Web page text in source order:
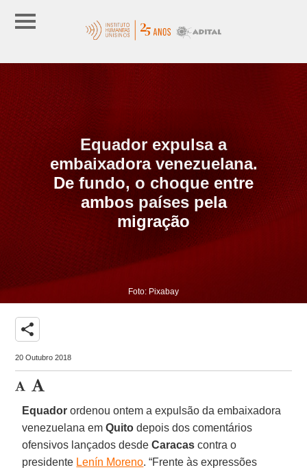
Equador expulsa a
embaixadora venezuelana.
De fundo, o choque entre
ambos países pela
migração
Foto: Pixabay
share
20 Outubro 2018
Equador ordenou ontem a expulsão da embaixadora
venezuelana emQuito depois dos comentários
ofensivos lançados desdeCaracas contra o
presidente Lenín Moreno. “Frente às expressões